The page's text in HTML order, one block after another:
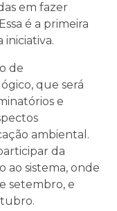
em fazer
é a primeira
iniciativa.
de
que será
e
ambiental.
da
ao sistema, onde
setembro, e